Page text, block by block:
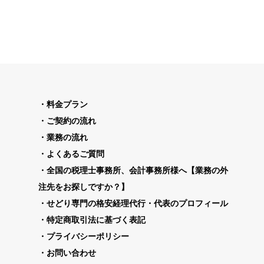
料金プラン
ご契約の流れ
業務の流れ
よくあるご質問
全国の税理士事務所、会計事務所様へ【業務の外
注先をお探しですか？】
せどり専門の格安経理代行・代表のプロフィール
特定商取引法に基づく表記
プライバシーポリシー
お問い合わせ